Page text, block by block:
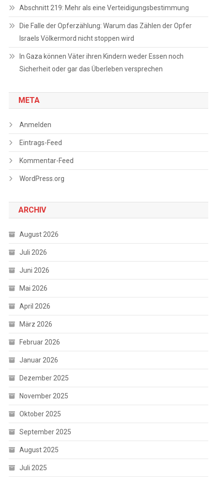
Abschnitt 219: Mehr als eine Verteidigungsbestimmung
Die Falle der Opferzählung: Warum das Zählen der Opfer
Israels Völkermord nicht stoppen wird
In Gaza können Väter ihren Kindern weder Essen noch
Sicherheit oder gar das Überleben versprechen
META
Anmelden
Eintrags-Feed
Kommentar-Feed
WordPress.org
ARCHIV
August 2026
Juli 2026
Juni 2026
Mai 2026
April 2026
März 2026
Februar 2026
Januar 2026
Dezember 2025
November 2025
Oktober 2025
September 2025
August 2025
Juli 2025